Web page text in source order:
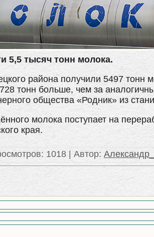
5,5 тысяч тонн молока.
района получили 5497 тонн
тонн больше, чем за
общества «Родник» из
молока поступает на
края.
: 1018 | Автор: